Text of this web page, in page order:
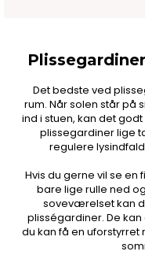
Det bedste ved
rum. Når solen står på
ind i stuen, kan det
plissegardiner lige
regulere
Hvis du gerne vil se en
bare lige rulle ned
soveværelset kan
plisségardiner. De
du kan få en